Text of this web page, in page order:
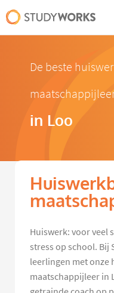
De beste
in Loo
Huiswerk: voor veel
stress op school. Bij
leerlingen met onze
maatschappijleer in